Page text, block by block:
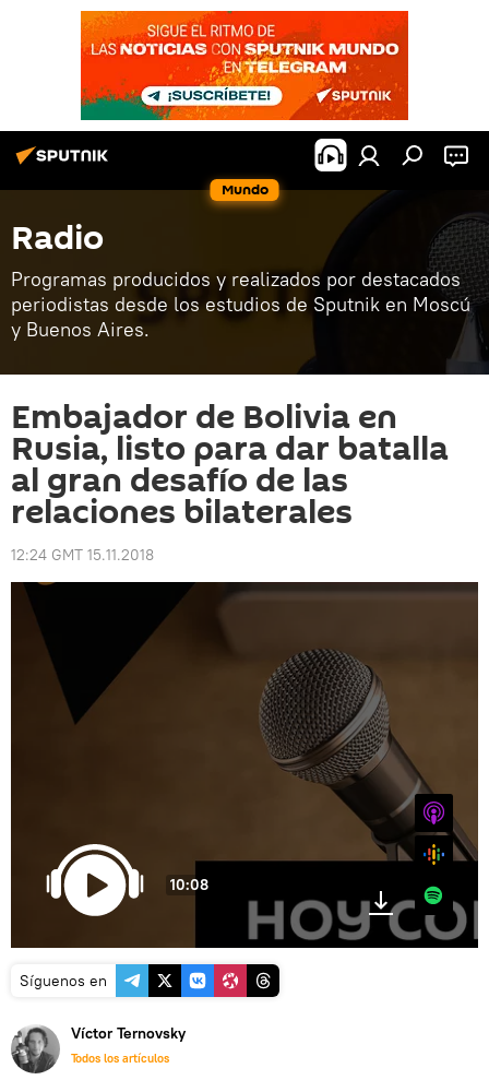
Mundo
Radio
Programas producidos y realizados por destacados
periodistas desde los estudios de Sputnik en Moscú
y Buenos Aires.
Embajador de Bolivia en
Rusia, listo para dar batalla
al gran desafío de las
relaciones bilaterales
12:24 GMT 15.11.2018
10:08
iTunes
Google
Spotify
Síguenos en
Víctor Ternovsky
Todos los artículos